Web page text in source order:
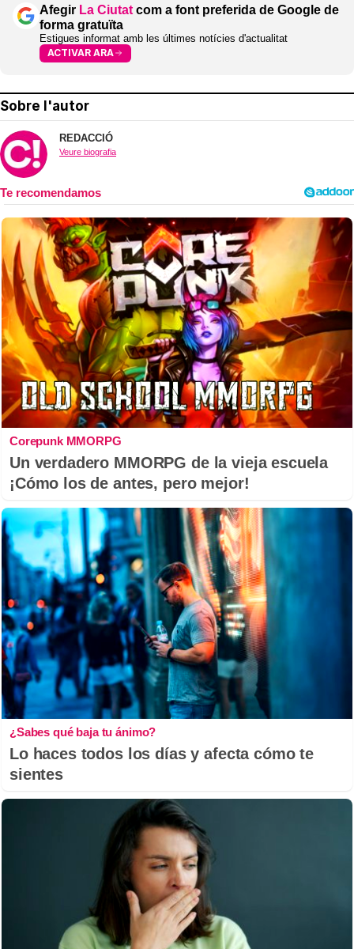
Afegir La Ciutat com a font preferida de Google de
forma gratuïta
Estigues informat amb les últimes notícies d'actualitat
ACTIVAR ARA
Sobre l'autor
REDACCIÓ
Veure biografia
Corepunk MMORPG
Un verdadero MMORPG de la vieja escuela
¡Cómo los de antes, pero mejor!
¿Sabes qué baja tu ánimo?
Lo haces todos los días y afecta cómo te
sientes